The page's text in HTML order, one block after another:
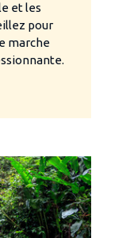
et les
pour
marche